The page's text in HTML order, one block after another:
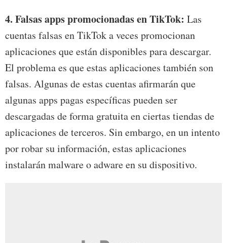
4. Falsas apps promocionadas en TikTok: Las
cuentas falsas en TikTok a veces promocionan
aplicaciones que están disponibles para descargar.
El problema es que estas aplicaciones también son
falsas. Algunas de estas cuentas afirmarán que
algunas apps pagas específicas pueden ser
descargadas de forma gratuita en ciertas tiendas de
aplicaciones de terceros. Sin embargo, en un intento
por robar su información, estas aplicaciones
instalarán malware o adware en su dispositivo.